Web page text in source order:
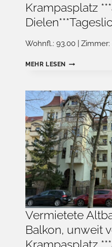
Krampasplatz
Wohnfl.: 93.00 |
MEHR LESEN
VERMIETETE
BALKON,
UNWEIT
VOM
***ABGEZ.
Vermietete
Balkon, unweit